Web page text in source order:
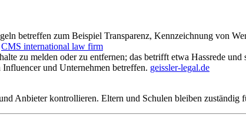
betreffen zum Beispiel Transparenz, Kennzeichnung von
CMS international law firm
zu melden oder zu entfernen; das betrifft etwa Hassrede und
und Unternehmen betreffen. geissler-legal.de
Anbieter kontrollieren. Eltern und Schulen bleiben